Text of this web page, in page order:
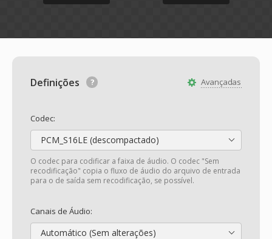
Avançadas
Definições
Codec:
PCM_S16LE (descompactado)
O codec para codificar a faixa de áudio. O codec "Sem
recodificação" copia o fluxo de áudio do arquivo de entrada
para o de saída sem recodificação, se possível.
Canais de Áudio:
Automático (Sem alterações)